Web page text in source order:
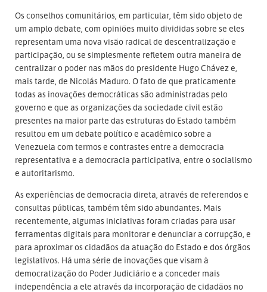
Os conselhos comunitários, em particular, têm sido objeto de
um amplo debate, com opiniões muito divididas sobre se eles
representam uma nova visão radical de descentralização e
participação, ou se simplesmente refletem outra maneira de
centralizar o poder nas mãos do presidente Hugo Chávez e,
mais tarde, de Nicolás Maduro. O fato de que praticamente
todas as inovações democráticas são administradas pelo
governo e que as organizações da sociedade civil estão
presentes na maior parte das estruturas do Estado também
resultou em um debate político e acadêmico sobre a
Venezuela com termos e contrastes entre a democracia
representativa e a democracia participativa, entre o socialismo
e autoritarismo.
As experiências de democracia direta, através de referendos e
consultas públicas, também têm sido abundantes. Mais
recentemente, algumas iniciativas foram criadas para usar
ferramentas digitais para monitorar e denunciar a corrupção, e
para aproximar os cidadãos da atuação do Estado e dos órgãos
legislativos. Há uma série de inovações que visam à
democratização do Poder Judiciário e a conceder mais
independência a ele através da incorporação de cidadãos no